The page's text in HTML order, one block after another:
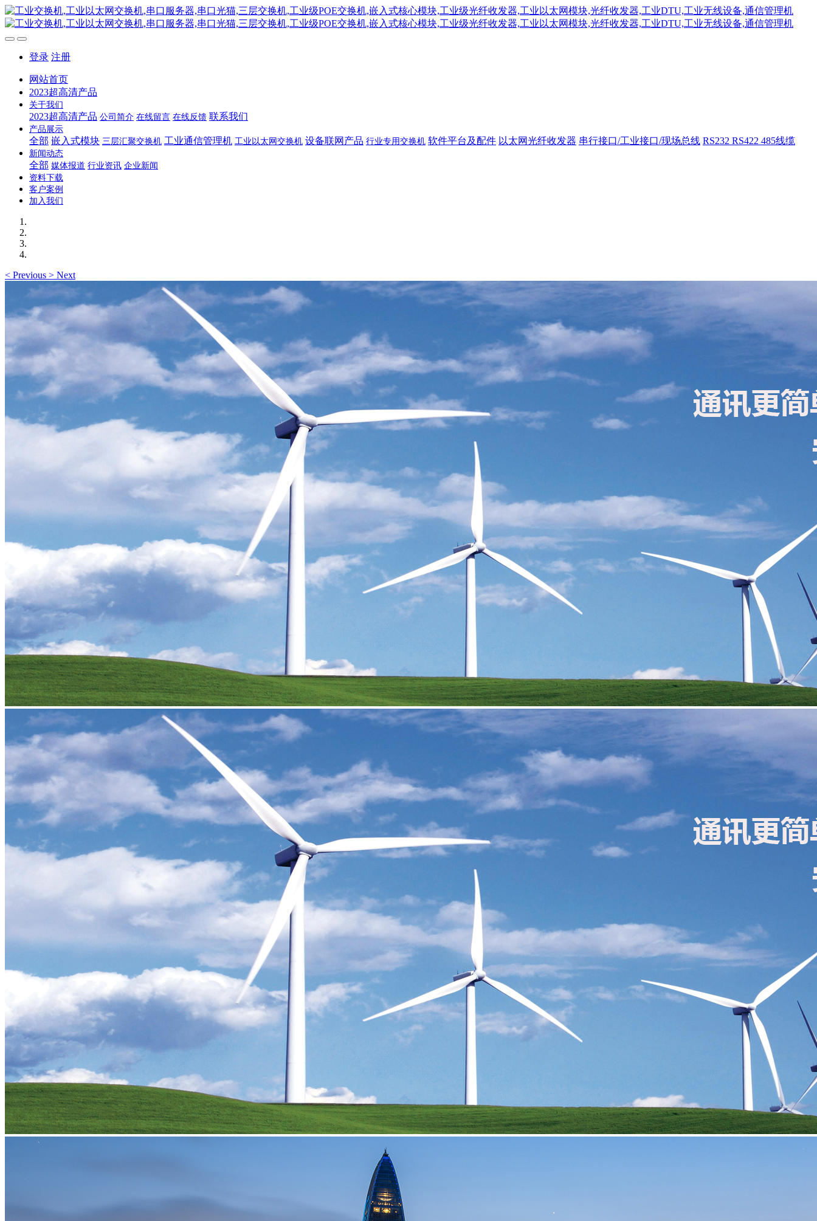
登录 注册
网站首页
2023超高清产品
关于我们
2023超高清产品 公司简介 在线留言 在线反馈 联系我们
产品展示
全部 嵌入式模块 三层汇聚交换机 工业通信管理机 工业以太网交换机 设备联网产品 行业专用交换机 软件平台及配件 以太网光纤收发器 串行接口/工业接口/现场总线 RS232 RS422 485线缆
新闻动态
全部 媒体报道 行业资讯 企业新闻
资料下载
客户案例
加入我们
< Previous > Next